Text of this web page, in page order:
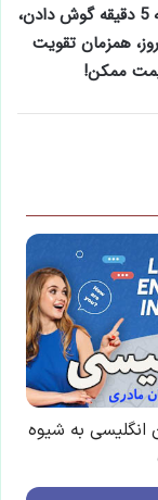
، هر زبانی رو فقط با روزانه 5 دقیقه گوش دادن،
روز، همزمان تقویت
ممکن!